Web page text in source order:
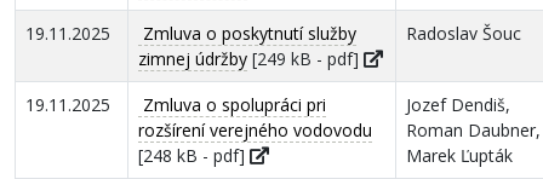
19.11.2025
Zmluva o poskytnutí služby
zimnej údržby [249 kB - pdf]
Radoslav Šouc
19.11.2025
Zmluva o spolupráci pri
rozšírení verejného vodovodu
[248 kB - pdf]
Jozef Dendiš,
Roman Daubner,
Marek Ľupták